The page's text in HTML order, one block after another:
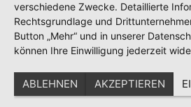
verschiedene Zwecke. Detaillierte
Rechtsgrundlage und
Button „Mehr“ und in unserer
können Ihre Einwilligung jederzeit
ABLEHNEN AKZEPTIEREN